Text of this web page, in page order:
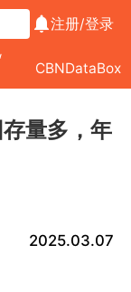
注册/登录
CBNDataBox
量多，年
2025.03.07